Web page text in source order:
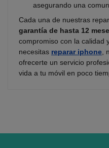
asegurando una
Cada una de nuestras
garantía de hasta 12
compromiso con la calidad
necesitas reparar iphone
ofrecerte un servicio
vida a tu móvil en poco